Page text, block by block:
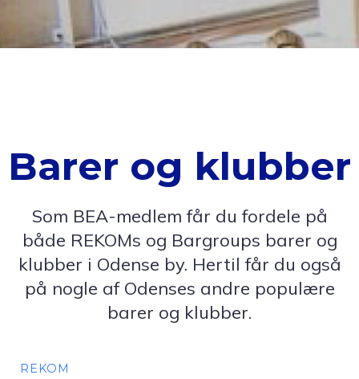
Barer og klubber
Som BEA-medlem får du fordele på
både REKOMs og Bargroups barer og
klubber i Odense by. Hertil får du også
på nogle af Odenses andre populære
barer og klubber.
REKOM